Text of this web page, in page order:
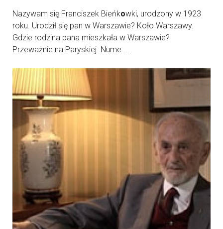
Nazywam się Franciszek Bieńkowki, urodzony w 1923
roku. Urodził się pan w Warszawie? Koło Warszawy.
Gdzie rodzina pana mieszkała w Warszawie?
Przeważnie na Paryskiej. Nume ...